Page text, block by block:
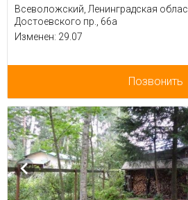
Всеволожский, Ленинградская
Достоевского пр., 66а
Изменен: 29.07
Позвонить